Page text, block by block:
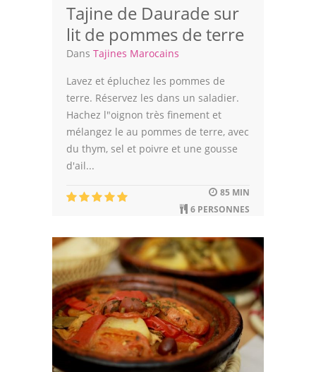
Tajine de Daurade sur
lit de pommes de terre
Dans Tajines Marocains
Lavez et épluchez les pommes de
terre. Réservez les dans un saladier.
Hachez l"oignon très finement et
mélangez le au pommes de terre, avec
du thym, sel et poivre et une gousse
d'ail...
85 MIN
6 PERSONNES